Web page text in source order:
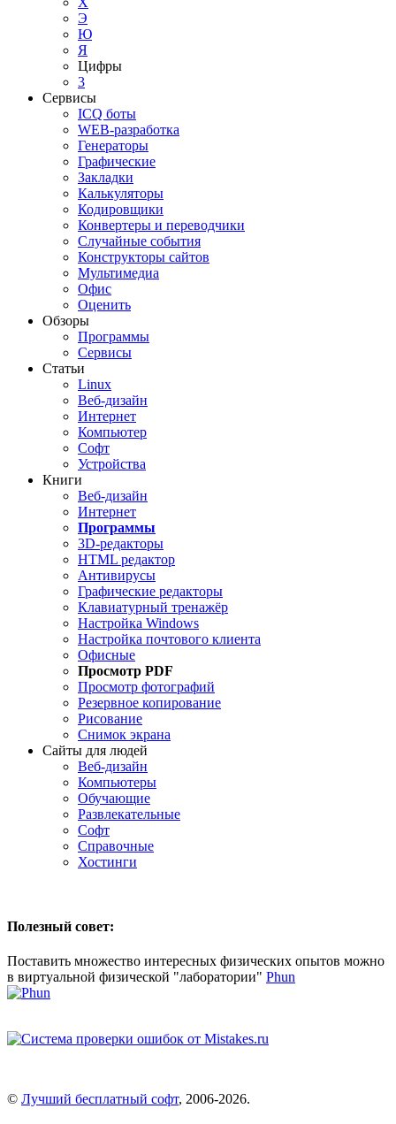
Э
Ю
Я
Цифры
3
Сервисы
ICQ боты
WEB-разработка
Генераторы
Графические
Закладки
Калькуляторы
Кодировщики
Конвертеры и переводчики
Случайные события
Конструкторы сайтов
Мультимедиа
Офис
Оценить
Обзоры
Программы
Сервисы
Статьи
Linux
Веб-дизайн
Интернет
Компьютер
Софт
Устройства
Книги
Веб-дизайн
Интернет
Программы
3D-редакторы
HTML редактор
Антивирусы
Графические редакторы
Клавиатурный тренажёр
Настройка Windows
Настройка почтового клиента
Офисные
Просмотр PDF
Просмотр фотографий
Резервное копирование
Рисование
Снимок экрана
Сайты для людей
Веб-дизайн
Компьютеры
Обучающие
Развлекательные
Софт
Справочные
Хостинги
Полезный совет:
Поставить множество интересных физических опытов можно
в виртуальной физической "лаборатории" Phun
© Лучший бесплатный софт, 2006-2026.